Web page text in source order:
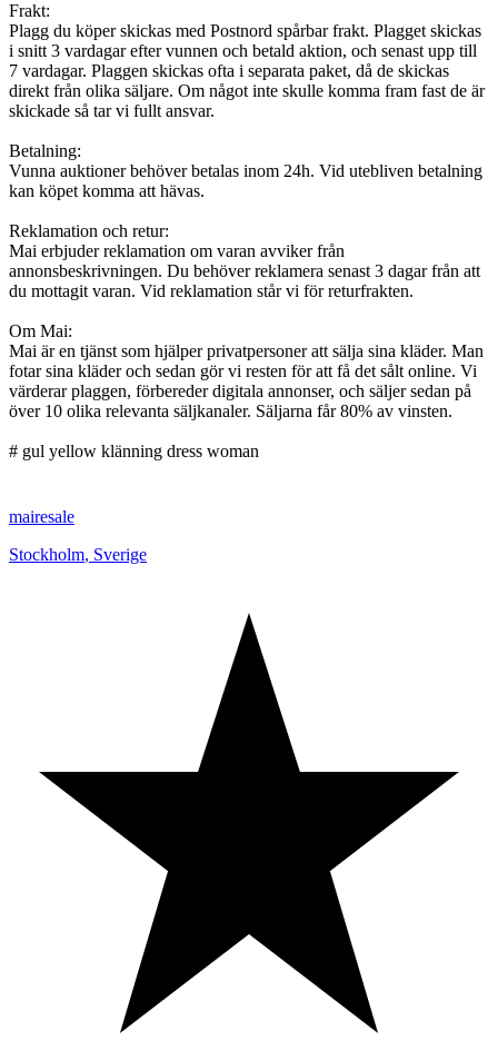
Frakt:
Plagg du köper skickas med Postnord spårbar frakt. Plagget skickas
i snitt 3 vardagar efter vunnen och betald aktion, och senast upp till
7 vardagar. Plaggen skickas ofta i separata paket, då de skickas
direkt från olika säljare. Om något inte skulle komma fram fast de är
skickade så tar vi fullt ansvar.
Betalning:
Vunna auktioner behöver betalas inom 24h. Vid utebliven betalning
kan köpet komma att hävas.
Reklamation och retur:
Mai erbjuder reklamation om varan avviker från
annonsbeskrivningen. Du behöver reklamera senast 3 dagar från att
du mottagit varan. Vid reklamation står vi för returfrakten.
Om Mai:
Mai är en tjänst som hjälper privatpersoner att sälja sina kläder. Man
fotar sina kläder och sedan gör vi resten för att få det sålt online. Vi
värderar plaggen, förbereder digitala annonser, och säljer sedan på
över 10 olika relevanta säljkanaler. Säljarna får 80% av vinsten.
# gul yellow klänning dress woman
mairesale
Stockholm, Sverige